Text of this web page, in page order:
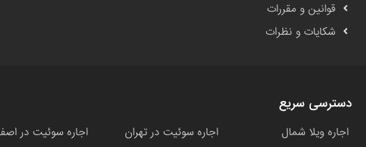
قوانین و مقررات
شکایات و نظرات
دسترسی سریع
اجاره ویلا شمال اجاره سوئیت در تهران اجاره سوئیت در